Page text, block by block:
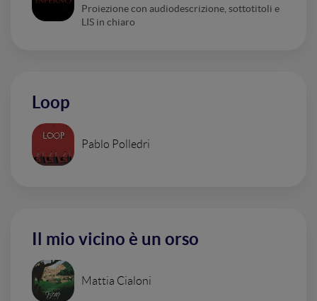
Proiezione con audiodescrizione, sottotitoli e
LIS in chiaro
Loop
Pablo Polledri
Il mio vicino è un orso
Mattia Cialoni